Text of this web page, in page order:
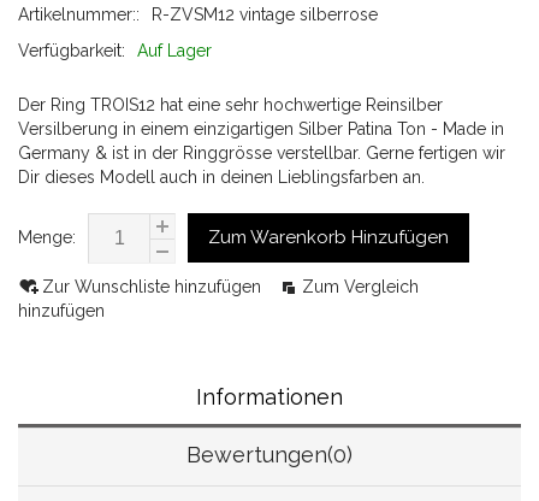
Artikelnummer::
R-ZVSM12 vintage silberrose
Verfügbarkeit:
Auf Lager
Der Ring TROIS12 hat eine sehr hochwertige Reinsilber
Versilberung in einem einzigartigen Silber Patina Ton - Made in
Germany & ist in der Ringgrösse verstellbar. Gerne fertigen wir
Dir dieses Modell auch in deinen Lieblingsfarben an.
Menge: Zum Warenkorb Hinzufügen
Zur Wunschliste hinzufügen
Zum Vergleich
hinzufügen
Informationen
Bewertungen(0)